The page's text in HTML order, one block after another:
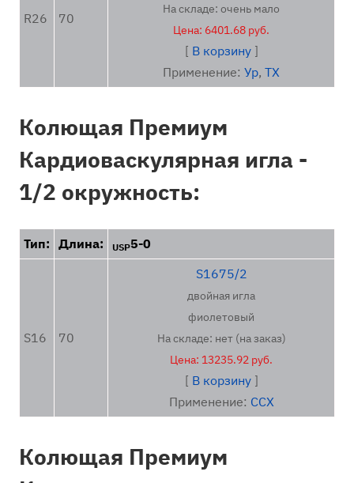
R26 70
На складе: очень мало
Цена: 6401.68 руб.
[ В корзину]
Применение: Ур, ТХ
Колющая Премиум
Кардиоваскулярная игла -
1/2 окружность:
Тип: Длина: USP5-0
S16 70
S1675/2
двойная игла
фиолетовый
На складе: нет (на заказ)
Цена: 13235.92 руб.
[ В корзину]
Применение: ССХ
Колющая Премиум